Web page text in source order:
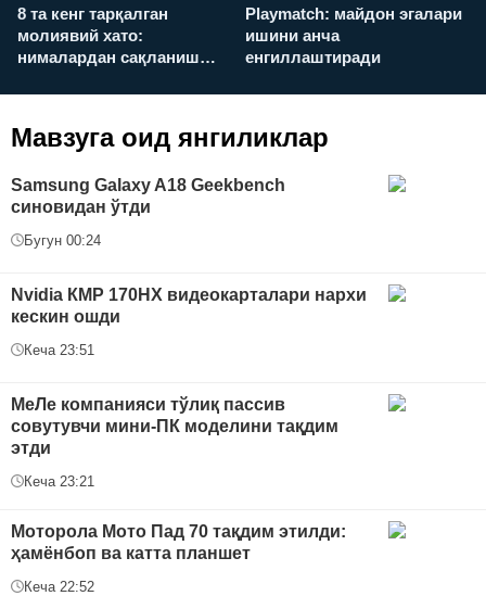
8 та кенг тарқалган
молиявий хато:
нималардан сақланиш
Playmatch: майдон эгалари
ишини анча
енгиллаштиради
Мавзуга оид янгиликлар
Samsung Galaxy A18 Geekbench
синовидан ўтди
Бугун 00:24
Nvidia КMP 170HX видеокарталари нархи
кескин ошди
Кеча 23:51
МеЛе компанияси тўлиқ пассив
совутувчи мини-ПК моделини тақдим
этди
Кеча 23:21
Моторола Мото Пад 70 тақдим этилди:
ҳамёнбоп ва катта планшет
Кеча 22:52